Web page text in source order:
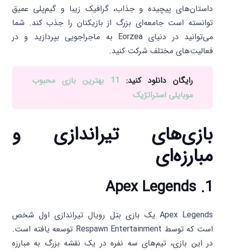
داستان‌های پیچیده و جذاب، گرافیک زیبا و گیم‌پلی عمیق
توانسته است جامعه‌ای بزرگ از بازیکنان را جذب کند. شما
می‌توانید در دنیای Eorzea به ماجراجویی بپردازید و در
فعالیت‌های مختلف شرکت کنید.
رایگان دانلود کنید:
11 بهترین بازی‌ محبوب
موبایلی استراتژیک
بازی‌های تیراندازی و
مبارزه‌ای
1.
Apex Legends
Apex Legends یک بازی بتل رویال تیراندازی اول شخص
است که توسط Respawn Entertainment توسعه یافته است.
در این بازی، تیم‌های سه نفره در یک نقشه بزرگ به مبارزه